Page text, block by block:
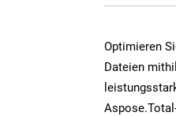
Optimieren
Dateien